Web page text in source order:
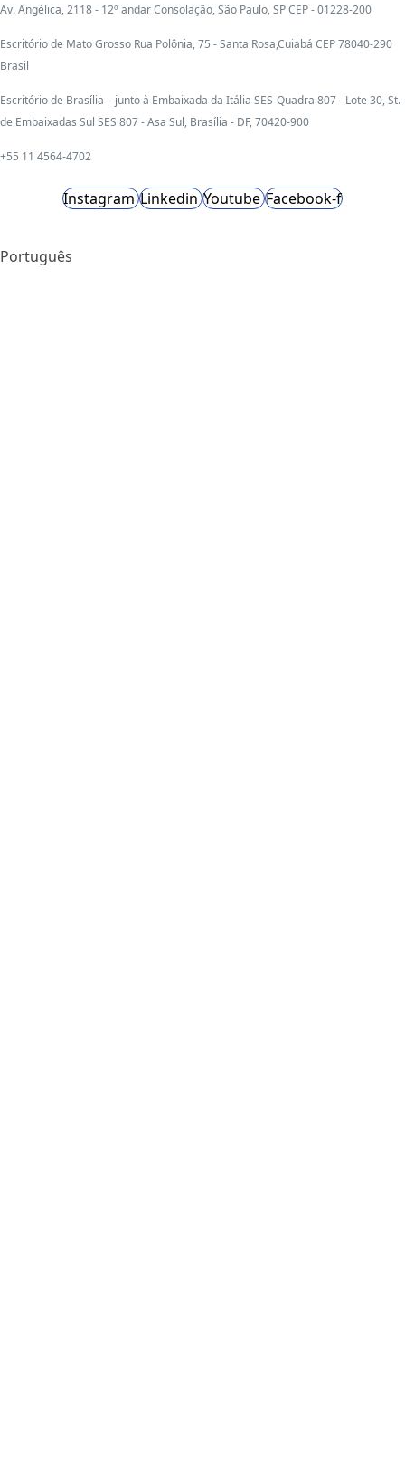
Av. Angélica, 2118 - 12º andar Consolação, São Paulo, SP CEP - 01228-200
Escritório de Mato Grosso Rua Polônia, 75 - Santa Rosa,Cuiabá CEP 78040-290
Brasil
Escritório de Brasília – junto à Embaixada da Itália SES-Quadra 807 - Lote 30, St.
de Embaixadas Sul SES 807 - Asa Sul, Brasília - DF, 70420-900
+55 11 4564-4702
Instagram Linkedin Youtube Facebook-f
Português